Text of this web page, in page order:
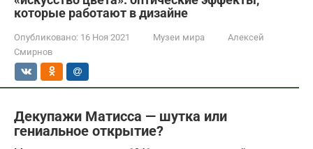
которые работают в дизайне
Опубликовано: 16 Ноя 2021 Музеи мира
Алексей
Смирнов
Декупажи Матисса — шутка или
гениальное открытие?